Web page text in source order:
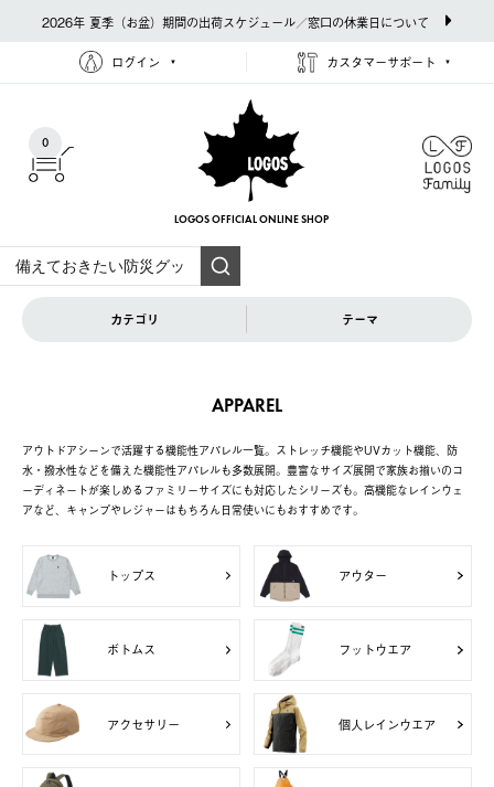
2026年 夏季（お盆）期間の出荷スケジュール／窓口の休業日について
ログイン カスタマーサポート
0
LOGOS OFFICIAL ONLINE SHOP
カテゴリ テーマ
APPAREL
アウトドアシーンで活躍する機能性アパレル一覧。ストレッチ機能やUVカット機能、防
水・撥水性などを備えた機能性アパレルも多数展開。豊富なサイズ展開で家族お揃いのコ
ーディネートが楽しめるファミリーサイズにも対応したシリーズも。高機能なレインウェ
アなど、キャンプやレジャーはもちろん日常使いにもおすすめです。
トップス アウター
ボトムス フットウエア
アクセサリー 個人レインウエア